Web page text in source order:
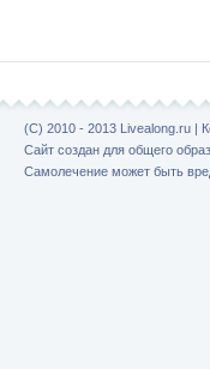
(C) 2010 - 2013 Livealong.ru |
Сайт создан для общего
Самолечение может быть